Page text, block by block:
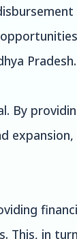
Pradesh.
By
expansion,
This, in